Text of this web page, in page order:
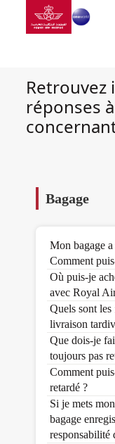
Saut au contenu
Aller à
Retrouvez
réponses
Bagage
Mon bagage a
Comment
Où puis-je
avec Royal
Quels sont les
livraison
Que dois-je
toujours pas
Comment
retardé ?
Si je mets
bagage